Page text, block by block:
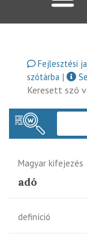
Fejlesztési
szótárba |
Keresett szó
Magyar kifejezés
adó
definíció